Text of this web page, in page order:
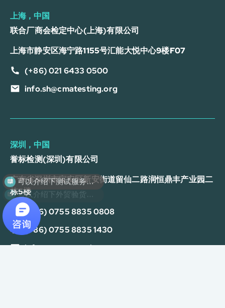
上海，中国
联合厂商会检定中心(上海)有限公司
上海市静安区海宁路1155号汇能大悦中心9楼F07
(+86) 021 6433 0500
info.sh@cmatesting.org
深圳，中国
誉标检测(深圳)有限公司
广东省深圳市宝安区新安街道留仙二路润恒鼎丰产业园二
栋5楼
(+86) 0755 8835 0808
(+86) 0755 8835 1430
info.sc@cmatesting.org
可以介绍下测试服务么？
可以介绍下外贸验货服务么？